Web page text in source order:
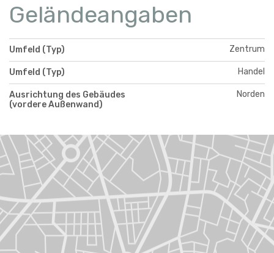
Geländeangaben
Umfeld (Typ) Zentrum
Umfeld (Typ) Handel
Ausrichtung des Gebäudes
(vordere Außenwand)
Norden